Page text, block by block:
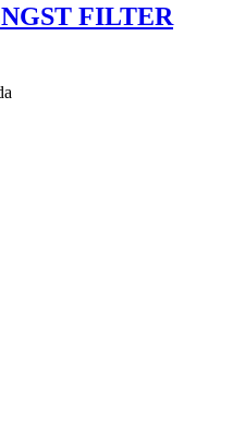
FILTER